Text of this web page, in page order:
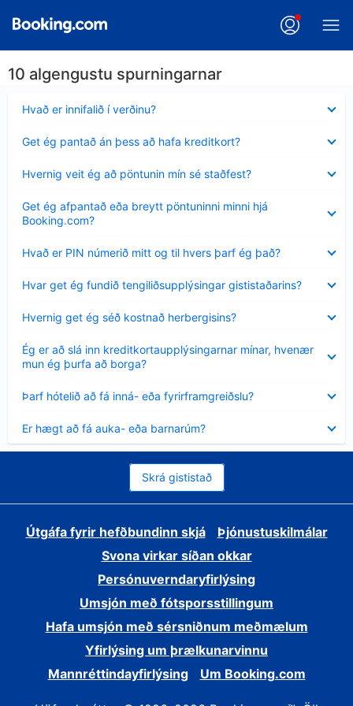
10 algengustu spurningarnar
Hvað er innifalið í verðinu?
sýnt
Get ég pantað án þess að hafa kreditkort?
sýnt
Hvernig veit ég að pöntunin mín sé staðfest?
sýnt
Get ég afpantað eða breytt pöntuninni minni hjá
Booking.com?
sýnt
Hvað er PIN númerið mitt og til hvers þarf ég það?
sýnt
Hvar get ég fundið tengiliðsupplýsingar gististaðarins?
sýnt
Hvernig get ég séð kostnað herbergisins?
sýnt
Ég er að slá inn kreditkortaupplýsingarnar mínar, hvenær
mun ég þurfa að borga?
Minna
sýnt
Þarf hótelið að fá inná- eða fyrirframgreiðslu?
sýnt
Er hægt að fá auka- eða barnarúm?
sýnt
Skrá gististað
Útgáfa fyrir hefðbundinn skjá
Þjónustuskilmálar
Svona virkar síðan okkar
Persónuverndaryfirlýsing
Umsjón með fótsporsstillingum
Hafa umsjón með sérsniðnum meðmælum
Yfirlýsing um þrælkunarvinnu
Mannréttindayfirlýsing
Um Booking.com